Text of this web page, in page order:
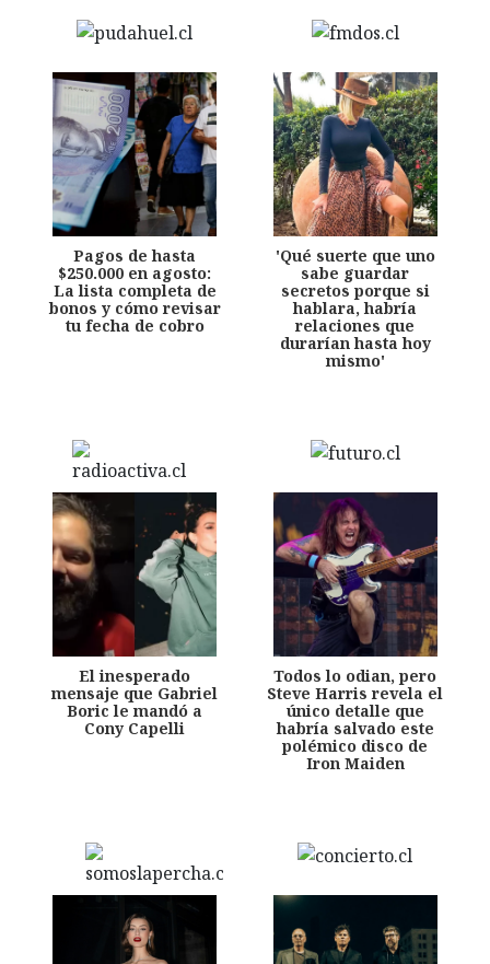
Pagos de hasta
$250.000 en agosto:
La lista completa de
bonos y cómo revisar
tu fecha de cobro
'Qué suerte que uno
sabe guardar
secretos porque si
hablara, habría
relaciones que
durarían hasta hoy
mismo'
El inesperado
mensaje que Gabriel
Boric le mandó a
Cony Capelli
Todos lo odian, pero
Steve Harris revela el
único detalle que
habría salvado este
polémico disco de
Iron Maiden